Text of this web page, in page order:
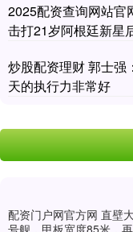
2025配资查询网站官
击打21岁阿根廷新星
炒股配资理财 郭士强
天的执行力非常好
配资门户网官方网 直壁